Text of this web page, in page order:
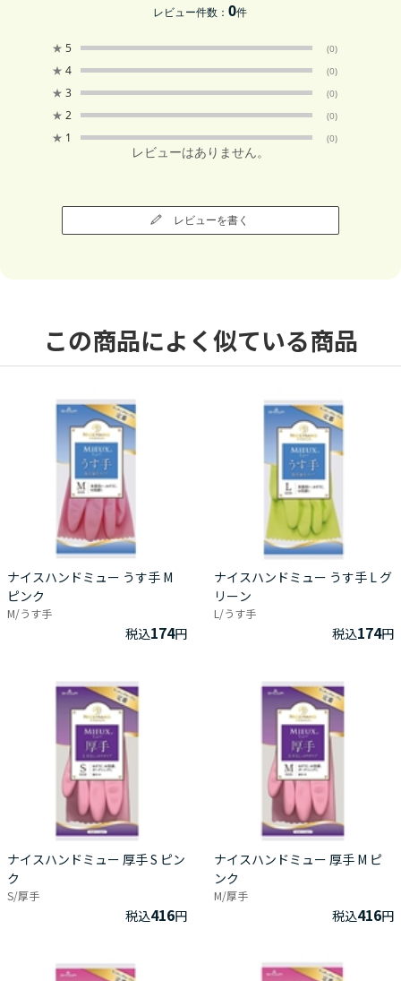
レビュー件数：0件
★ 5 (0)
★ 4 (0)
★ 3 (0)
★ 2 (0)
★ 1 (0)
レビューはありません。
レビューを書く
この商品によく似ている商品
ナイスハンドミュー うす手 M
ピンク
M/うす手
税込174円
ナイスハンドミュー うす手 L グ
リーン
L/うす手
税込174円
ナイスハンドミュー 厚手 S ピン
ク
S/厚手
税込416円
ナイスハンドミュー 厚手 M ピ
ンク
M/厚手
税込416円